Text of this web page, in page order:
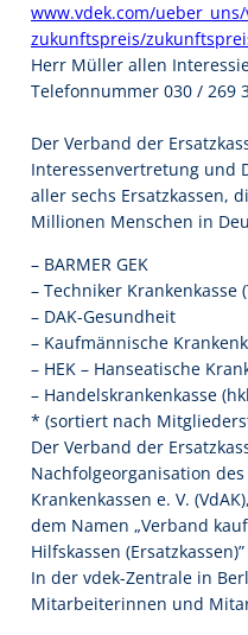
www.vdek.com/
zukunftspreis/
Herr Müller allen
Telefonnummer 030 / 269
Der Verband der
Interessenvertretung und
aller sechs Ersatzkassen,
Millionen Menschen in
– BARMER GEK
– Techniker Krankenkasse
– DAK-Gesundheit
– Kaufmännische
– HEK – Hanseatische
– Handelskrankenkasse
* (sortiert nach
Der Verband der
Nachfolgeorganisation
Krankenkassen e. V.
dem Namen „Verband
Hilfskassen
In der vdek-Zentrale in
Mitarbeiterinnen und